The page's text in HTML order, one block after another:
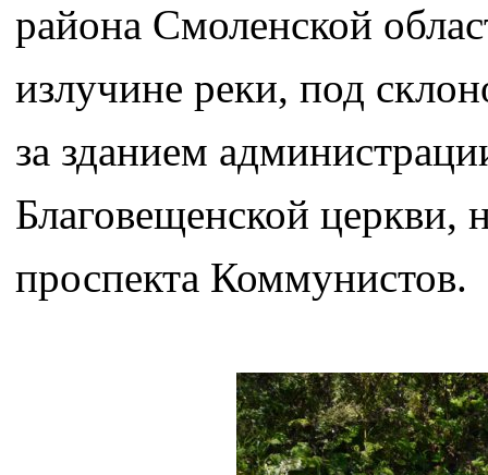
района Смоленской
излучине реки, под
за зданием
Благовещенской
проспекта Коммунистов.